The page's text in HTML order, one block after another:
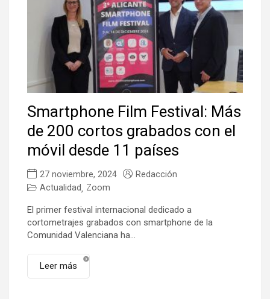
Smartphone Film Festival: Más
de 200 cortos grabados con el
móvil desde 11 países
27 noviembre, 2024
Redacción
Actualidad, Zoom
El primer festival internacional dedicado a
cortometrajes grabados con smartphone de la
Comunidad Valenciana ha...
Leer más